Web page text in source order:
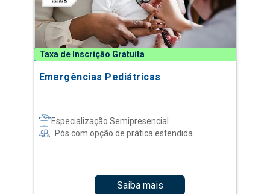
Taxa de Inscrição Gratuita
Emergências Pediátricas
Especialização Semipresencial
Pós com opção de prática estendida
Saiba mais